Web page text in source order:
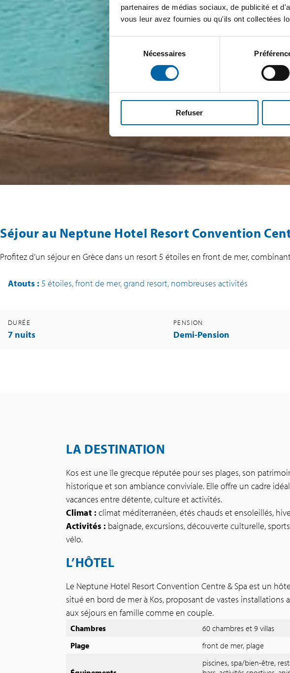
partenaires de médias sociaux, de publicité et
vous leur avez fournies ou qu'ils ont collectées
consentement
Nécessaires
Refuser
Séjour au Neptune Hotel Resort Convention
Profitez d’un séjour en Grèce dans un resort 5 étoiles en front de mer,
Atouts : 5 étoiles, front de mer, grand resort, nombreuses activités
DURÉE
7 nuits
PENSION
Demi-Pension
LA DESTINATION
Kos est une île grecque réputée pour ses plages, son
historique et son ambiance conviviale. Elle offre un cadre
vacances entre détente, culture et activités.
Climat : climat méditerranéen, étés chauds et ensoleillés,
Activités : baignade, excursions, découverte culturelle,
vélo.
L’HÔTEL
Le Neptune Hotel Resort Convention Centre & Spa est un
situé en bord de mer à Kos, proposant de vastes installations
aux séjours en famille comme en couple.
Chambres
60 chambres et 9 villas
Plage
front de mer, plage
piscines, spa/bien-être,